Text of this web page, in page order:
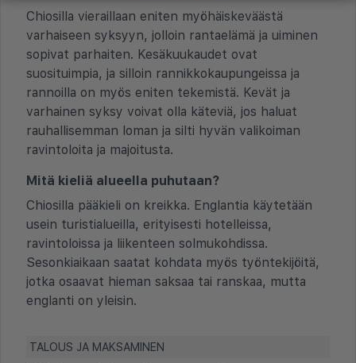
Chiosilla vieraillaan eniten myöhäiskeväästä
varhaiseen syksyyn, jolloin rantaelämä ja uiminen
sopivat parhaiten. Kesäkuukaudet ovat
suosituimpia, ja silloin rannikkokaupungeissa ja
rannoilla on myös eniten tekemistä. Kevät ja
varhainen syksy voivat olla käteviä, jos haluat
rauhallisemman loman ja silti hyvän valikoiman
ravintoloita ja majoitusta.
Mitä kieliä alueella puhutaan?
Chiosilla pääkieli on kreikka. Englantia käytetään
usein turistialueilla, erityisesti hotelleissa,
ravintoloissa ja liikenteen solmukohdissa.
Sesonkiaikaan saatat kohdata myös työntekijöitä,
jotka osaavat hieman saksaa tai ranskaa, mutta
englanti on yleisin.
TALOUS JA MAKSAMINEN